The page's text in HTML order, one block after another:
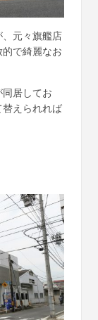
元々旗艦店
で綺麗なお
居してお
えられれば